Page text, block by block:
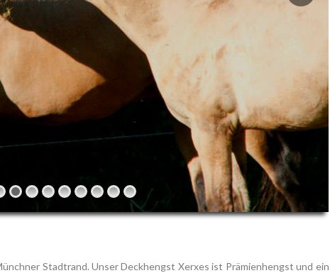
Stadtrand. Unser Deckhengst Xerxes ist Prämienhengst und ein